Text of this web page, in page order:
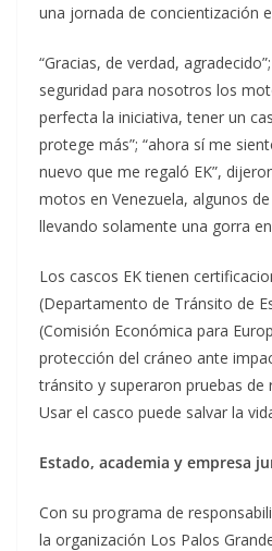
una jornada de concientización
“Gracias, de verdad,
seguridad para nosotros los
perfecta la iniciativa, tener un
protege más”; “ahora sí me
nuevo que me regaló EK”,
motos en Venezuela, algunos
llevando solamente una gorra
Los cascos EK tienen
(Departamento de Tránsito de
(Comisión Económica para
protección del cráneo ante
tránsito y superaron pruebas de
Usar el casco puede salvar la
Estado, academia y empresa
Con su programa de
la organización Los Palos